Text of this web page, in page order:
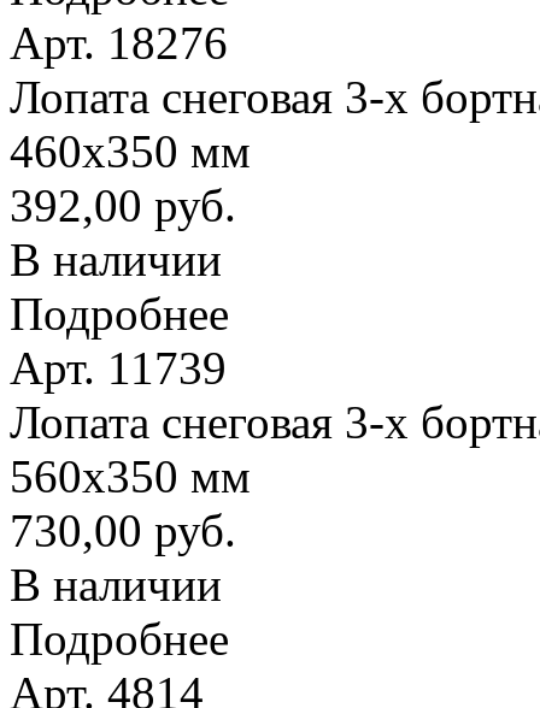
Арт. 18276
Лопата снеговая 3-х
460х350 мм
392,00 руб.
В наличии
Подробнее
Арт. 11739
Лопата снеговая 3-х
560х350 мм
730,00 руб.
В наличии
Подробнее
Арт. 4814